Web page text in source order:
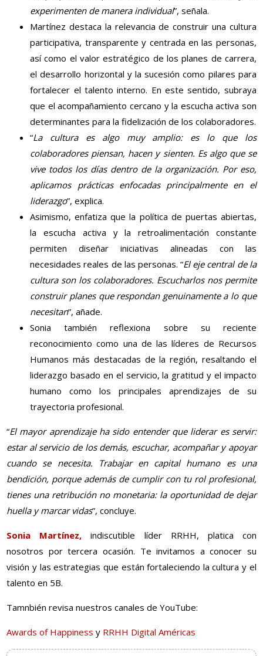
experimenten de manera individual”, señala.
Martínez destaca la relevancia de construir una cultura
participativa, transparente y centrada en las personas,
así como el valor estratégico de los planes de carrera,
el desarrollo horizontal y la sucesión como pilares para
fortalecer el talento interno. En este sentido, subraya
que el acompañamiento cercano y la escucha activa son
determinantes para la fidelización de los colaboradores.
“La cultura es algo muy amplio: es lo que los
colaboradores piensan, hacen y sienten. Es algo que se
vive todos los días dentro de la organización. Por eso,
aplicamos prácticas enfocadas principalmente en el
liderazgo”, explica.
Asimismo, enfatiza que la política de puertas abiertas,
la escucha activa y la retroalimentación constante
permiten diseñar iniciativas alineadas con las
necesidades reales de las personas. “El eje central de la
cultura son los colaboradores. Escucharlos nos permite
construir planes que respondan genuinamente a lo que
necesitan”, añade.
Sonia también reflexiona sobre su reciente
reconocimiento como una de las líderes de Recursos
Humanos más destacadas de la región, resaltando el
liderazgo basado en el servicio, la gratitud y el impacto
humano como los principales aprendizajes de su
trayectoria profesional.
“El mayor aprendizaje ha sido entender que liderar es servir:
estar al servicio de los demás, escuchar, acompañar y apoyar
cuando se necesita. Trabajar en capital humano es una
bendición, porque además de cumplir con tu rol profesional,
tienes una retribución no monetaria: la oportunidad de dejar
huella y marcar vidas”, concluye.
Sonia Martínez, indiscutible líder RRHH, platica con
nosotros por tercera ocasión. Te invitamos a conocer su
visión y las estrategias que están fortaleciendo la cultura y el
talento en 5B.
Tamnbién revisa nuestros canales de YouTube:
Awards of Happiness y RRHH Digital Américas